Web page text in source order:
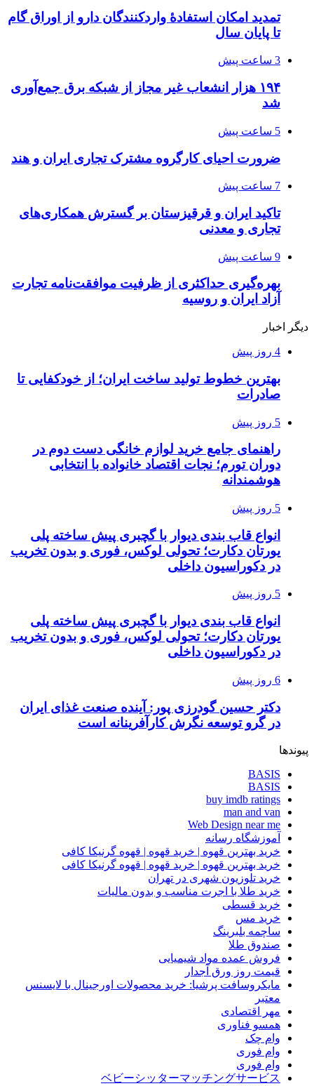
تمدید امکان استفادۀ واردکنندگان دارو از اوراق گام
تا پایان سال
3 ساعت پیش
۱۹۴ هزار انشعاب غیر مجاز از شبکه برق جمع‌آوری
شد
5 ساعت پیش
ضرورت احیای کارگروه مشترک تجاری ایران و هند
7 ساعت پیش
تاکید ایران و قرقیزستان بر گسترش همکاری‌های
تجاری و معدنی
9 ساعت پیش
بهره‌گیری حداکثری از ظرفیت موافقت‌نامه تجارت
آزاد ایران و روسیه
دیگر اخبار
4 روز پیش
بهترین خطوط تولید ساخت ایران؛ از خودکفایی تا
صادرات
5 روز پیش
راهنمای جامع خرید لوازم خانگی دست دوم در
دوران تورم؛ نجات اقتصاد خانواده با انتخابی
هوشمندانه
5 روز پیش
انواع قاب بندی دیوار با گچبری پیش ساخته پلی
یورتان دکارت؛ تحولی لوکس، فوری و بدون تخریب
در دکوراسیون داخلی
5 روز پیش
انواع قاب بندی دیوار با گچبری پیش ساخته پلی
یورتان دکارت؛ تحولی لوکس، فوری و بدون تخریب
در دکوراسیون داخلی
6 روز پیش
دکتر حسین گودرزی پور: آینده صنعت غذای ایران
در گرو توسعه نگرش کارآفرینانه است
پیوندها
BASIS
BASIS
buy imdb ratings
man and van
Web Design near me
آموزشگاه رسانه
خرید بهترین قهوه | خرید قهوه | قهوه گرنیکا کافی
خرید بهترین قهوه | خرید قهوه | قهوه گرنیکا کافی
خرید تلوزیون شهری در تهران
خرید طلا با اجرت مناسب و بدون مالیات
خرید قسطی
خرید مس
ساچمه بلبرینگ
صندوق طلا
فروش عمده مواد شیمیایی
قیمت روز ورق آجدار
مایکروسافت پرشیا: خرید محصولات اورجینال با لایسنس
معتبر
مهر اقتصادی
همسو فناوری
وام چک
وام فوری
وام فوری
ベビーシッターマッチングサービス